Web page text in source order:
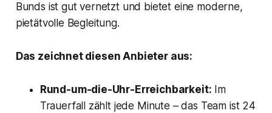
Bunds ist gut vernetzt und bietet eine moderne,
pietätvolle Begleitung.
Das zeichnet diesen Anbieter aus:
Rund-um-die-Uhr-Erreichbarkeit: Im
Trauerfall zählt jede Minute – das Team ist 24